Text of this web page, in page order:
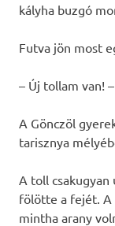
kályha buzgó
Futva jön most
– Új tollam van!
A Gönczöl
tarisznya
A toll
fölötte a fejét. A
mintha arany